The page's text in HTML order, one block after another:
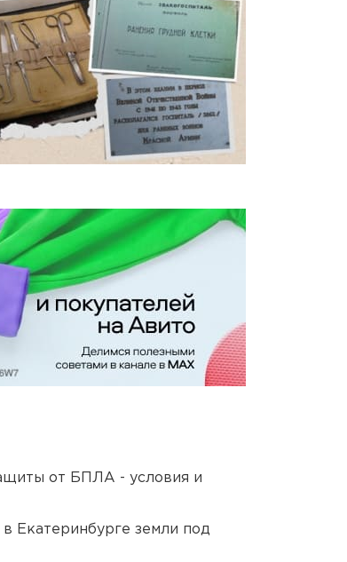
от БПЛА - условия и
Екатеринбурге земли под